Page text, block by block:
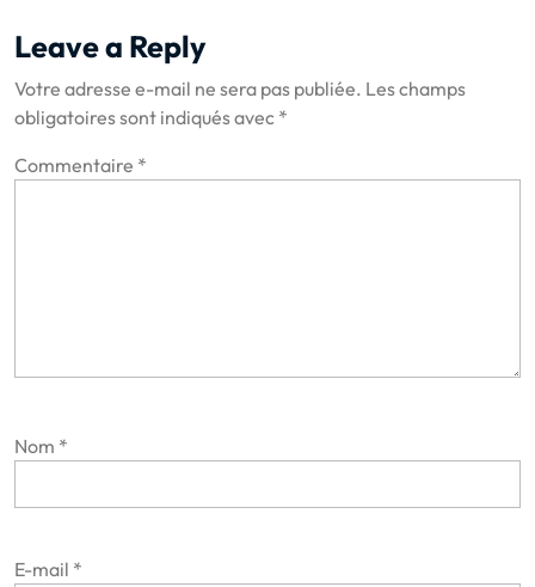
Leave a Reply
Votre adresse e-mail ne sera pas publiée. Les champs
obligatoires sont indiqués avec *
Commentaire *
Nom *
E-mail *